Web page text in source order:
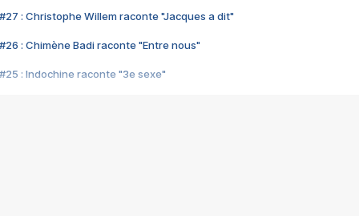
#27 : Christophe Willem raconte "Jacques a dit"
#26 : Chimène Badi raconte "Entre nous"
#25 : Indochine raconte "3e sexe"